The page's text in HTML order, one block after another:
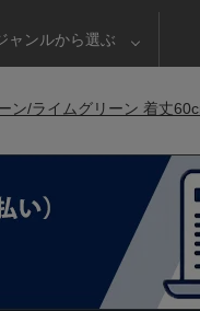
ャンルから選ぶ
ン/ライムグリーン 着丈